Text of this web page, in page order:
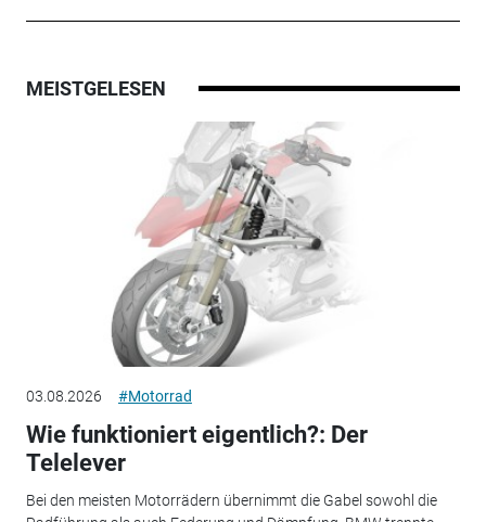
MEISTGELESEN
03.08.2026 #Motorrad
Wie funktioniert eigentlich?: Der
Telelever
Bei den meisten Motorrädern übernimmt die Gabel sowohl die